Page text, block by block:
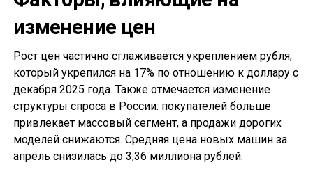
изменение цен
Рост цен частично сглаживается укреплением рубля,
который укрепился на 17% по отношению к доллару с
декабря 2025 года. Также отмечается изменение
структуры спроса в России: покупателей больше
привлекает массовый сегмент, а продажи дорогих
моделей снижаются. Средняя цена новых машин за
апрель снизилась до 3,36 миллиона рублей.